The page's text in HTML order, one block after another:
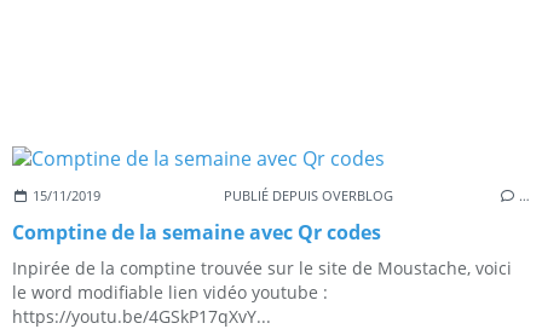
15/11/2019 PUBLIÉ DEPUIS OVERBLOG …
Comptine de la semaine avec Qr codes
Inpirée de la comptine trouvée sur le site de Moustache, voici
le word modifiable lien vidéo youtube :
https://youtu.be/4GSkP17qXvY...